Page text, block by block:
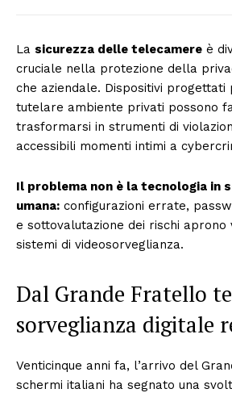
La sicurezza delle telecamere è
cruciale nella protezione della
che aziendale. Dispositivi
tutelare ambiente privati possono
trasformarsi in strumenti di
accessibili momenti intimi a
Il problema non è la tecnologia in
umana: configurazioni errate,
e sottovalutazione dei rischi aprono
sistemi di videosorveglianza.
Dal Grande Fratello
sorveglianza digitale
Venticinque anni fa, l’arrivo del
schermi italiani ha segnato una